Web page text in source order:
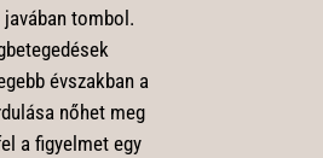
tombol.
évszakban a
nőhet meg
a figyelmet egy